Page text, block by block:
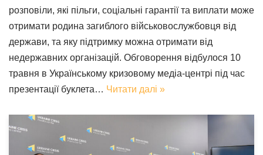
розповіли, які пільги, соціальні гарантії та виплати може
отримати родина загиблого військовослужбовця від
держави, та яку підтримку можна отримати від
недержавних організацій. Обговорення відбулося 10
травня в Українському кризовому медіа-центрі під час
презентації буклета… Читати далі »